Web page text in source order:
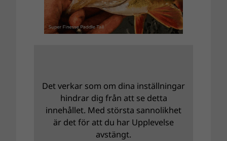
Det verkar som om dina inställningar
hindrar dig från att se detta
innehållet. Med största sannolikhet
är det för att du har Upplevelse
avstängt.